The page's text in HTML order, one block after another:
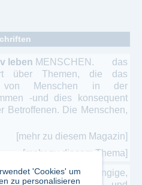
leben MENSCHEN. das
über Themen, die das
von Menschen in der
-und dies konsequent
Betroffenen. Die Menschen,
[mehr zu diesem Magazin]
[mehr zu diesem Thema]
ist eine unabhängige,
'Cookies' um
zu personalisieren